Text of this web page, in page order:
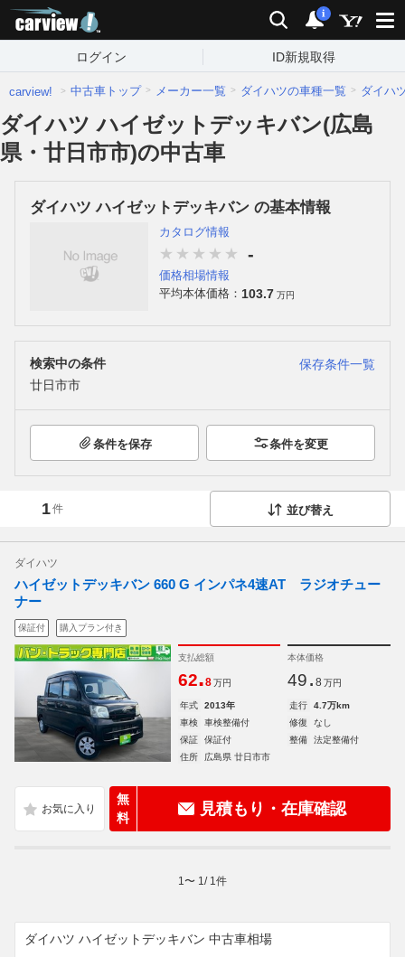
検索 通知
i
ログイン ID新規取得
carview! 中古車トップ メーカー一覧 ダイハツの車種一覧 ダイハ
ダイハツ ハイゼットデッキバン(広島
県・廿日市市)の中古車
ダイハツ ハイゼットデッキバン の基本情報
カタログ情報
-
価格相場情報
平均本体価格： 103.7 万円
検索中の条件
保存条件一覧
廿日市市
条件を保存 条件を変更
1件 並び替え
ダイハツ
ハイゼットデッキバン 660 G インパネ4速AT ラジオチュー
ナー
保証付 購入プラン付き
支払総額
62.8 万円
本体価格
49. 8 万円
年式 2013年 走行
4.7万km
車検
車検整備付 修復
なし
保証
保証付 整備
法定整備付
住所
広島県 廿日市市
無
料
見積もり・在庫確認
1 〜 1 / 1 件
ダイハツ ハイゼットデッキバン 中古車相場